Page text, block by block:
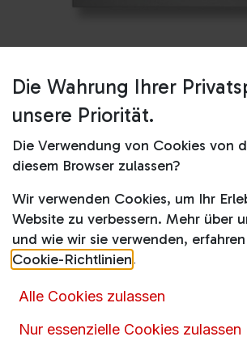
Shop GN HyClean Pure
GN HyClean Pure
13,90€ inkl. MwSt.15,50
Artikelnummer : 14803
Produktkategorie :
Die Wahrung Ihrer
unsere Priorität.
Die Verwendung von Cookies von
diesem Browser zulassen?
Wir verwenden Cookies, um Ihr
Website zu verbessern. Mehr über
und wie wir sie verwenden,
Cookie-Richtlinien.
Alle Cookies zulassen
Nur essenzielle Cookies zulassen